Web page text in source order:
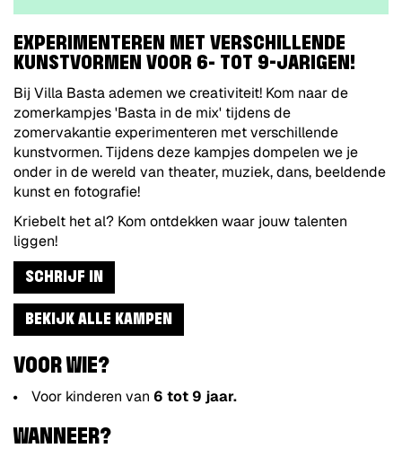
EXPERIMENTEREN MET VERSCHILLENDE
KUNSTVORMEN VOOR 6- TOT 9-JARIGEN!
Bij Villa Basta ademen we creativiteit! Kom naar de
zomerkampjes 'Basta in de mix' tijdens de
zomervakantie experimenteren met verschillende
kunstvormen. Tijdens deze kampjes dompelen we je
onder in de wereld van theater, muziek, dans, beeldende
kunst en fotografie!
Kriebelt het al? Kom ontdekken waar jouw talenten
liggen!
SCHRIJF IN
BEKIJK ALLE KAMPEN
VOOR WIE?
Voor kinderen van 6 tot 9 jaar.
WANNEER?